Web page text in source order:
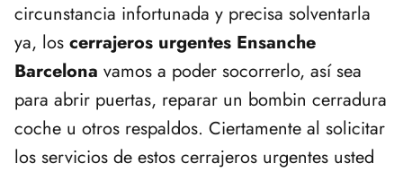
circunstancia infortunada y precisa solventarla
ya, los cerrajeros urgentes Ensanche
Barcelona vamos a poder socorrerlo, así sea
para abrir puertas, reparar un bombin cerradura
coche u otros respaldos. Ciertamente al solicitar
los servicios de estos cerrajeros urgentes usted